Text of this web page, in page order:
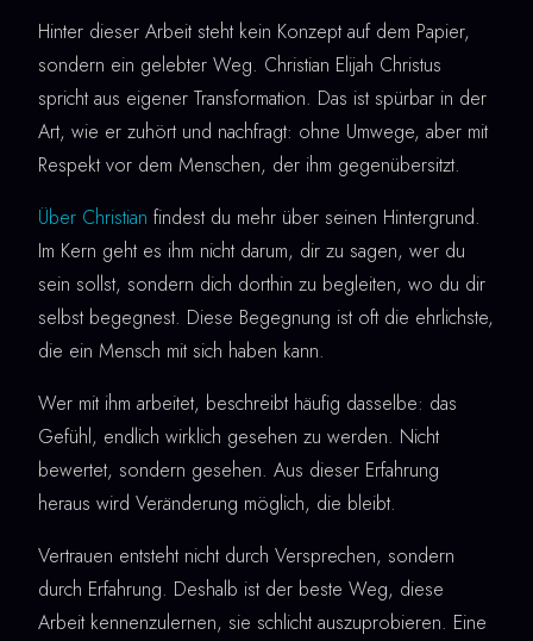
Hinter dieser Arbeit steht kein Konzept auf dem Papier,
sondern ein gelebter Weg. Christian Elijah Christus
spricht aus eigener Transformation. Das ist spürbar in der
Art, wie er zuhört und nachfragt: ohne Umwege, aber mit
Respekt vor dem Menschen, der ihm gegenübersitzt.
Über Christian findest du mehr über seinen Hintergrund.
Im Kern geht es ihm nicht darum, dir zu sagen, wer du
sein sollst, sondern dich dorthin zu begleiten, wo du dir
selbst begegnest. Diese Begegnung ist oft die ehrlichste,
die ein Mensch mit sich haben kann.
Wer mit ihm arbeitet, beschreibt häufig dasselbe: das
Gefühl, endlich wirklich gesehen zu werden. Nicht
bewertet, sondern gesehen. Aus dieser Erfahrung
heraus wird Veränderung möglich, die bleibt.
Vertrauen entsteht nicht durch Versprechen, sondern
durch Erfahrung. Deshalb ist der beste Weg, diese
Arbeit kennenzulernen, sie schlicht auszuprobieren. Eine